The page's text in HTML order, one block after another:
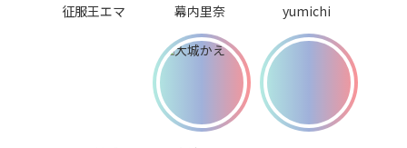
征服王エマ 幕内里奈 yumichi